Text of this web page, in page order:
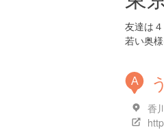
友達は
若い奥
A
香